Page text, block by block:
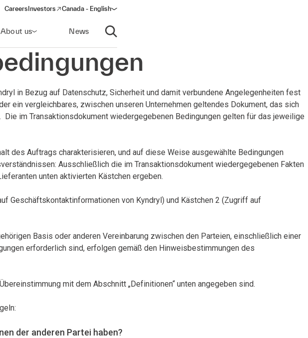
Careers Investors
(opens in a new window)
Canada - English
About us News
Open search
in Bezug auf Datenschutz, Sicherheit und damit verbundene Angelegenheiten fest
ein vergleichbares, zwischen unseren Unternehmen geltendes Dokument, das sich
im Transaktionsdokument wiedergegebenen Bedingungen gelten für das jeweilige
des Auftrags charakterisieren, und auf diese Weise ausgewählte Bedingungen
Ausschließlich die im Transaktionsdokument wiedergegebenen Fakten
unten aktivierten Kästchen ergeben.
Geschäftskontaktinformationen von Kyndryl) und Kästchen 2 (Zugriff auf
Basis oder anderen Vereinbarung zwischen den Parteien, einschließlich einer
erforderlich sind, erfolgen gemäß den Hinweisbestimmungen des
mit dem Abschnitt „Definitionen“ unten angegeben sind.
der anderen Partei haben?